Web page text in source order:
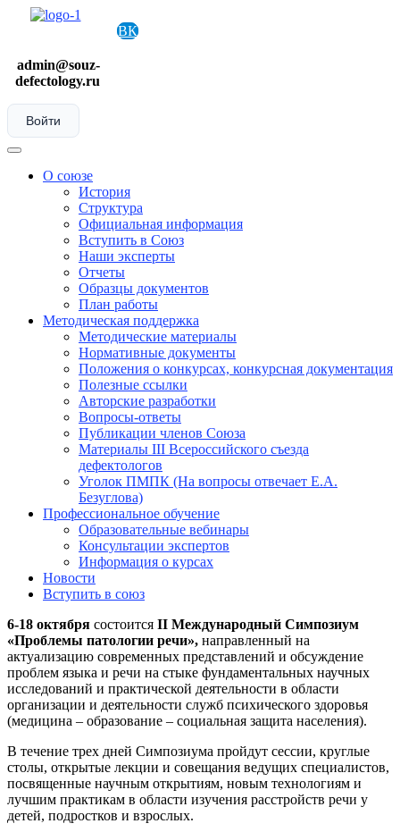
Skip
ВК
admin@souz-
defectology.ru
Войти
Menu
О союзе
История
Структура
Официальная информация
Вступить в Союз
Наши эксперты
Отчеты
Образцы документов
План работы
Методическая поддержка
Методические материалы
Нормативные документы
Положения о конкурсах, конкурсная документация
Полезные ссылки
Авторские разработки
Вопросы-ответы
Публикации членов Союза
Материалы III Всероссийского съезда
дефектологов
Уголок ПМПК (На вопросы отвечает Е.А.
Безуглова)
Профессиональное обучение
Образовательные вебинары
Консультации экспертов
Информация о курсах
Новости
Вступить в союз
6-18 октября состоится II Международный Симпозиум
«Проблемы патологии речи», направленный на
актуализацию современных представлений и обсуждение
проблем языка и речи на стыке фундаментальных научных
исследований и практической деятельности в области
организации и деятельности служб психического здоровья
(медицина – образование – социальная защита населения).
В течение трех дней Симпозиума пройдут сессии, круглые
столы, открытые лекции и совещания ведущих специалистов,
посвященные научным открытиям, новым технологиям и
лучшим практикам в области изучения расстройств речи у
детей, подростков и взрослых.